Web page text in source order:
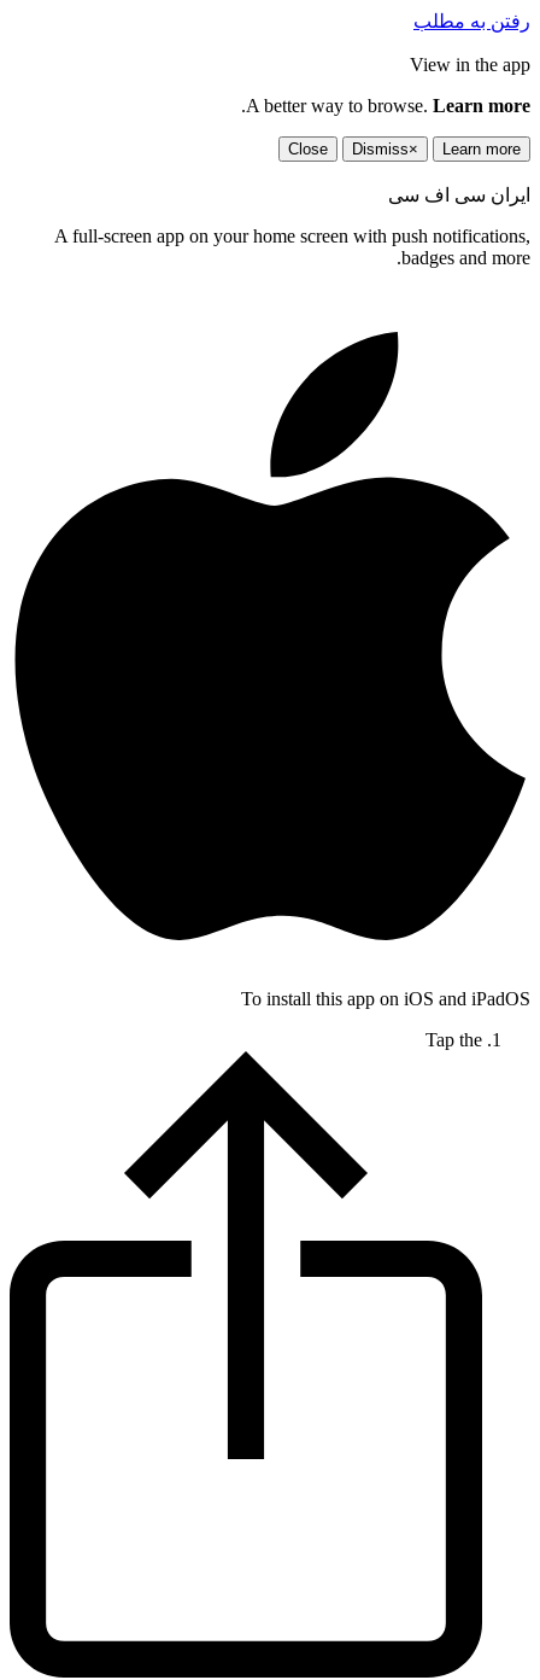
رفتن به مطلب
View in the app
A better way to browse. Learn more
.
Learn more
×
Dismiss
Close
ایران سی اف سی
A full-screen app on your home screen with push notifications,
badges and more.
To install this app on iOS and iPadOS
Tap the